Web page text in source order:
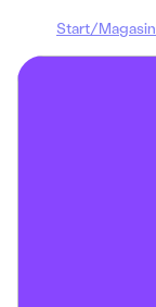
Start/Magasin